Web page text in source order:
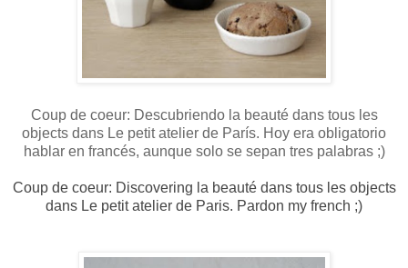
Coup de coeur: Descubriendo la beauté dans tous les
objects dans Le petit atelier de París. Hoy era obligatorio
hablar en francés, aunque solo se sepan tres palabras ;)
Coup de coeur: Discovering la beauté dans tous les objects
dans Le petit atelier de Paris. Pardon my french ;)